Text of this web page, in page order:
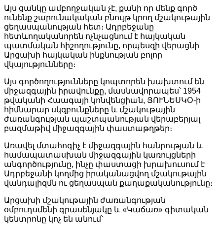
Այս ցանկը ամբողջական չէ, քանի որ մենք գործ
ունենք շարունակական բնույթ կրող մշակութային
ցեղասպանության հետ։ Ադրբեջանը
հետևողականորեն ոչնչացնում է հայկական
պատմական հիշողությունը, որպեսզի վերացնի
Արցախի հայկական ինքնության բոլոր
վկայությունները։
Այս գործողությունները կոպտորեն խախտում են
միջազգային իրավունքը, մասնավորապես՝ 1954
թվականի Հաագայի կոնվենցիան, ՅՈՒՆԵՍԿՕ-ի
հիմնարար սկզբունքները և մշակութային
ժառանգության պաշտպանության վերաբերյալ
բազմաթիվ միջազգային փաստաթղթեր։
Առավել մտահոգիչ է միջազգային հանրության և
համապատասխան միջազգային կառույցների
անգործությունը, ինչը փաստացի խրախուսում է
Ադրբեջանի կողմից իրականացվող մշակութային
վանդալիզմն ու ցեղասպան քաղաքականությունը։
Արցախի մշակութային ժառանգության
օմբուդսմենի գրասենյակը և «Կաճառ» գիտական
կենտրոնը կոչ են անում՝